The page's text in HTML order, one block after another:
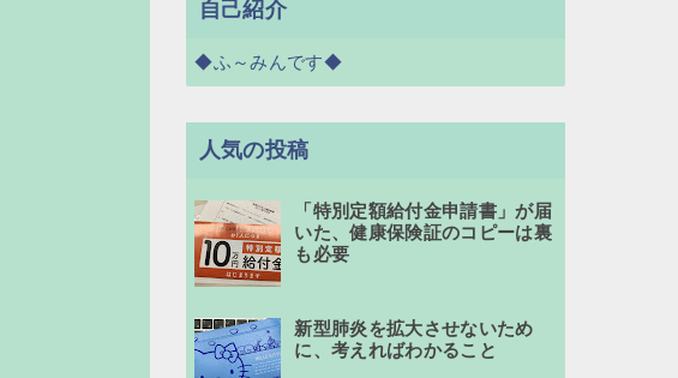
自己紹介
◆ふ～みんです◆
人気の投稿
「特別定額給付金申請書」が届
いた、健康保険証のコピーは裏
も必要
新型肺炎を拡大させないため
に、考えればわかること